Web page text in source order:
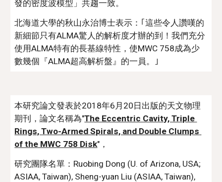
發的密度波模型」共趨一致。
北海道大學的秋山永治博士表示：｢這些令人讚嘆的
新細節只有ALMA驚人的解析度才辦的到！我們充分
使用ALMA特有的長基線特性，使MWC 758成為少
數幾個『ALMA超高解析盤』的一員。｣
本研究論文發表於2018年6月20日出版的天文物理
期刊，論文名稱為"The Eccentric Cavity, Triple
Rings, Two-Armed Spirals, and Double Clumps
of the MWC 758 Disk"，
研究團隊名單：Ruobing Dong (U. of Arizona, USA;
ASIAA, Taiwan), Sheng-yuan Liu (ASIAA, Taiwan),